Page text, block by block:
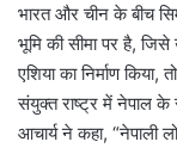
भारत और चीन के बीच
भूमि की सीमा पर है,
एशिया का निर्माण किया,
संयुक्त राष्ट्र में नेपाल के
आचार्य ने कहा, “नेपाली